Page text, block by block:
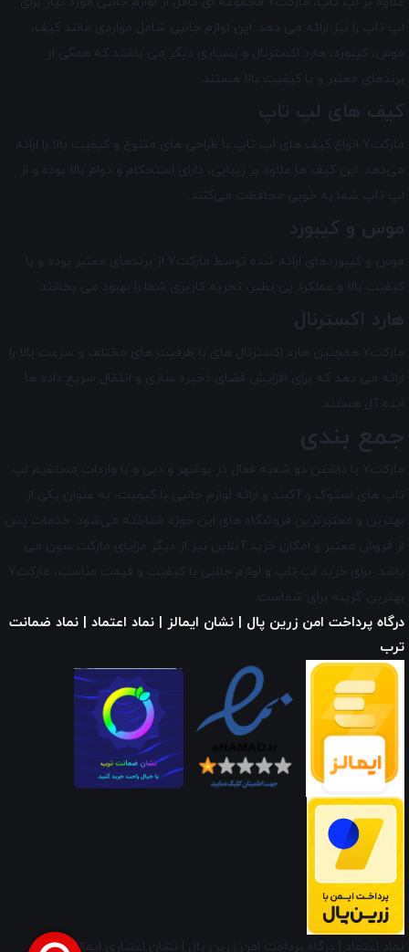
لپ تاپ را نیز ارائه می دهد. این لوازم جانبی شامل مواردی مانند کیف،
موس، کیبورد، هارد اکسترنال و بسیاری دیگر می باشند که همگی از
برندهای معتبر و با کیفیت بالا هستند.
کیف ‌های لپ تاپ
مارکت7 انواع کیف ‌های لپ تاپ با طراحی‌ های متنوع و کیفیت بالا را ارائه
می‌دهد. این کیف ‌ها علاوه بر زیبایی، دارای استحکام و دوام بالا بوده و از
لپ تاپ شما به خوبی محافظت می‌کنند.
موس و کیبورد
موس و کیبورد‌های ارائه شده توسط مارکت7 از برندهای معتبر بوده و با
کیفیت بالا و عملکرد بی ‌نظیر، تجربه کاربری شما را بهبود می‌ بخشند.
هارد اکسترنال
مارکت7 همچنین هارد اکسترنال های با ظرفیت های مختلف و سرعت بالا را
ارائه می دهد که برای افزایش فضای ذخیره‌ سازی و انتقال سریع داده ها
ایده آل هستند.
جمع بندی
مارکت7 با داشتن دو شعبه فعال در بوشهر و دبی و با واردات مستقیم لپ
تاپ‌ های استوک و آکبند و ارائه لوازم جانبی با کیفیت، به عنوان یکی از
بهترین و معتبرترین فروشگاه های این حوزه شناخته می‌شود. خدمات پس
از فروش معتبر و امکان خرید آنلاین نیز از دیگر مزایای مارکت سون می
باشد. برای خرید لپ تاپ و لوازم جانبی با کیفیت و قیمت مناسب، مارکت7
بهترین گزینه برای شماست.
درگاه پرداخت امن زرین پال | نشان ایمالز | نماد اعتماد | نماد ضمانت
ترب
نماد اعتماد درگاه پرداخت امن زرین پال نشان اعتباری ایمالز |